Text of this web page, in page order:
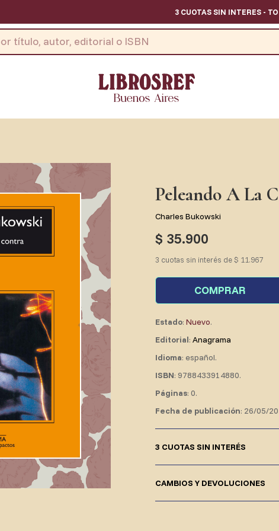
3 CUOTAS SIN INTERES - TODOS LOS
Peleando A La
Charles Bukowski
$ 35.900
3 cuotas sin interés de $ 11.967
COMPRAR
Estado: Nuevo.
Editorial: Anagrama
Idioma: español.
ISBN: 9788433914880.
Páginas: 0.
Fecha de publicación: 26/05/
3 CUOTAS SIN INTERÉS
CAMBIOS Y DEVOLUCIONES